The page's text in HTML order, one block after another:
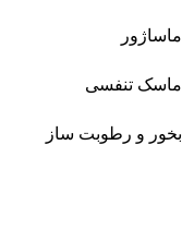
ماساژور
ماسک تنفسی
بخور و رطوبت ساز